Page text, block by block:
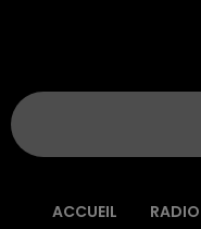
ACCUEIL RADIO